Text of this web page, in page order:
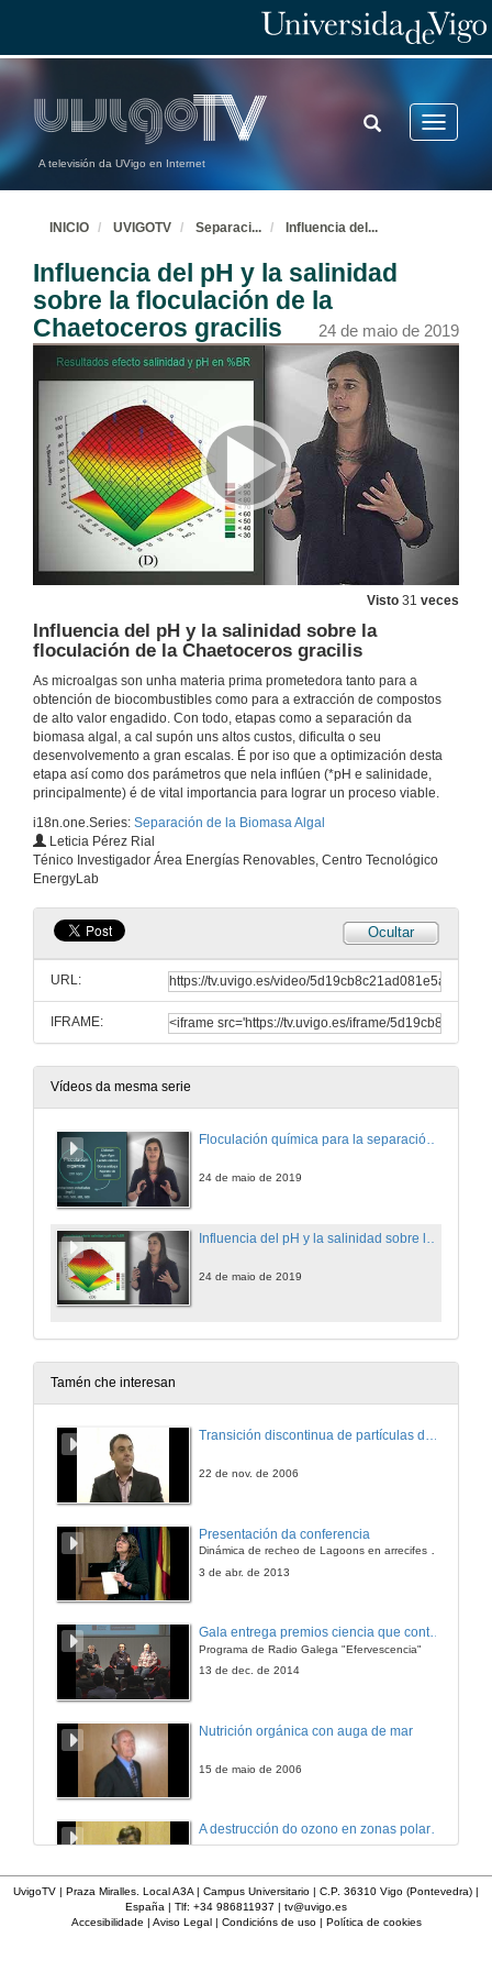
A televisión da UVigo en Internet
Toggle
TOGGLE
SEARCH
INICIO UVIGOTV Separaci... Influencia del ...
Influencia del pH y la salinidad
sobre la floculación de la
Chaetoceros gracilis
24 de maio de 2019
Visto 31 veces
Influencia del pH y la salinidad sobre la
floculación de la Chaetoceros gracilis
As microalgas son unha materia prima prometedora tanto para a
obtención de biocombustibles como para a extracción de compostos
de alto valor engadido. Con todo, etapas como a separación da
biomasa algal, a cal supón uns altos custos, dificulta o seu
desenvolvemento a gran escalas. É por iso que a optimización desta
etapa así como dos parámetros que nela inflúen (*pH e salinidade,
principalmente) é de vital importancia para lograr un proceso viable.
i18n.one.Series: Separación de la Biomasa Algal
Leticia Pérez Rial
Ténico Investigador Área Energías Renovables, Centro Tecnológico
EnergyLab
Ocultar
URL:
IFRAME:
Vídeos da mesma serie
Floculación química para la separación de la biomasa de la microalga Chaetoceros gracilis
24 de maio de 2019
24 de maio de 2019
Tamén che interesan
Transición discontinua de partículas de microgel termosensible
22 de nov. de 2006
Presentación da conferencia
Dinámica de recheo de Lagoons en arrecifes de coral
3 de abr. de 2013
Gala entrega premios ciencia que conta 2014. Fundación Barrié
Programa de Radio Galega "Efervescencia"
13 de dec. de 2014
Nutrición orgánica con auga de mar
15 de maio de 2006
A destrucción do ozono en zonas polares e a súa relación co cambio climático.
Acto inaugural
UvigoTV | Praza Miralles. Local A3A | Campus Universitario | C.P. 36310 Vigo (Pontevedra) |
España | Tlf: +34 986811937 | tv@uvigo.es
Accesibilidade | Aviso Legal| Condicións de uso| Política de cookies